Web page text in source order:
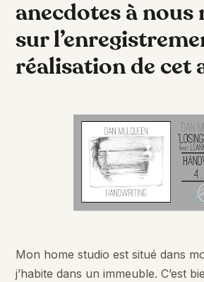
anecdotes à
sur
réalisation de cet
Mon home studio est situé dans
j’habite dans un immeuble. C’est